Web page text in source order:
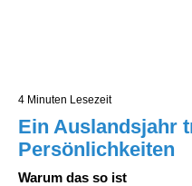
4 Minuten Lesezeit
Ein Auslandsjahr
Persönlichkeiten
Warum das so ist